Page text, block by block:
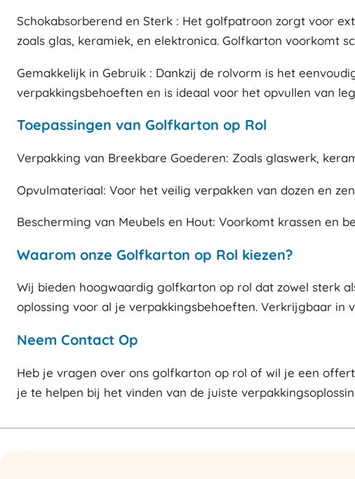
Schokabsorberend en Sterk : Het golfpatroon zorgt voor
zoals glas, keramiek, en elektronica. Golfkarton voorkomt
Gemakkelijk in Gebruik : Dankzij de rolvorm is het
verpakkingsbehoeften en is ideaal voor het opvullen van
Toepassingen van Golfkarton op Rol
Verpakking van Breekbare Goederen: Zoals glaswerk,
Opvulmateriaal: Voor het veilig verpakken van dozen en
Bescherming van Meubels en Hout: Voorkomt krassen en
Waarom onze Golfkarton op Rol kiezen?
Wij bieden hoogwaardig golfkarton op rol dat zowel sterk
oplossing voor al je verpakkingsbehoeften. Verkrijgbaar in
Neem Contact Op
Heb je vragen over ons golfkarton op rol of wil je een
je te helpen bij het vinden van de juiste